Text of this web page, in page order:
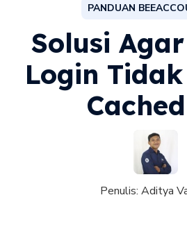
PANDUAN
Solusi
Login
Penulis: Aditya